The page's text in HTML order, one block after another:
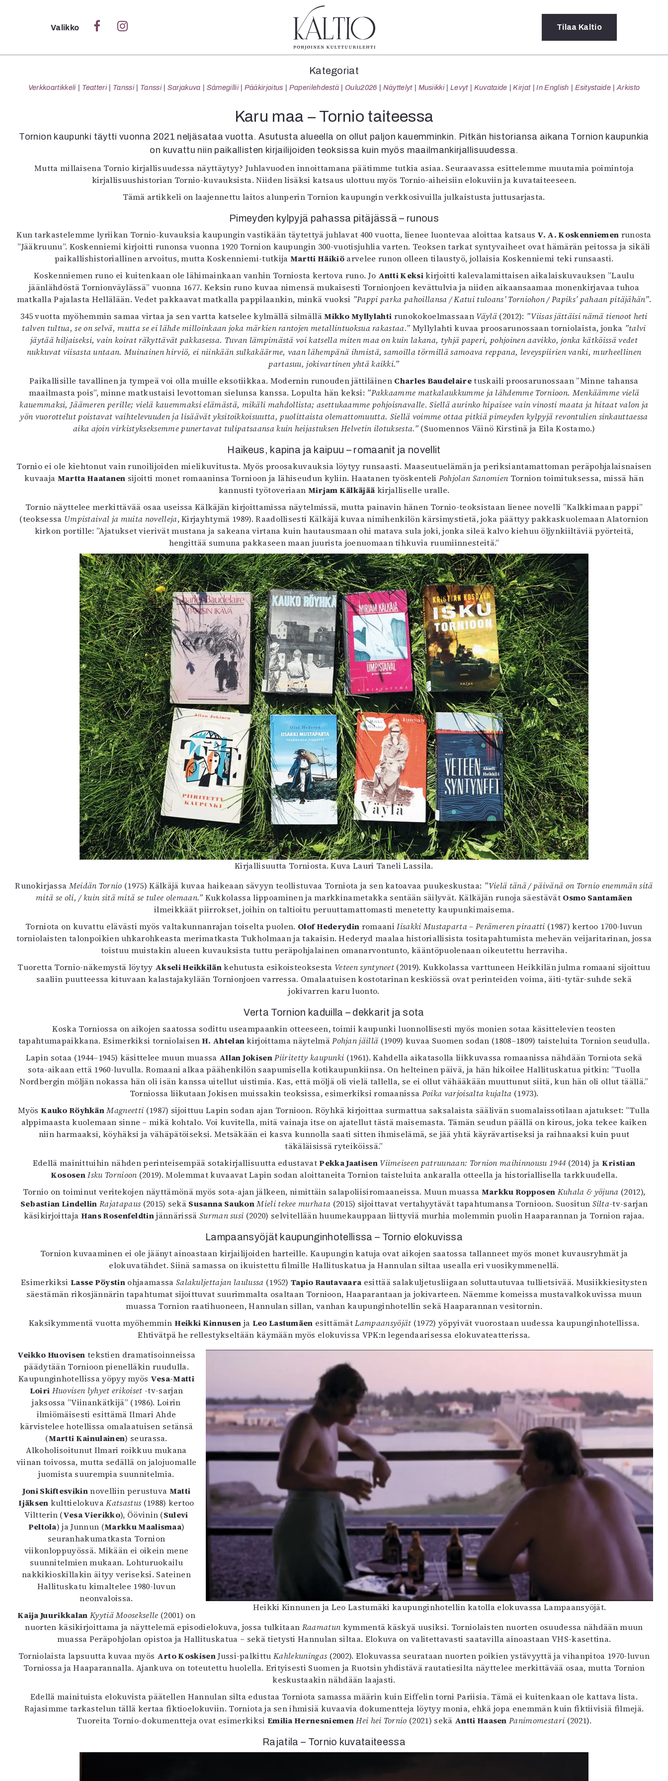
Sulje
Verkkoartikkeli
Tanssi
Tanssi
Sarjakuva
Sámegillii
Pääkirjoitus
Paperilehdestä
Oulu2026
Näyttelyt
Levyt
Kuvataide
Kirjat
In English
Arkisto
Lehdet
4/2026
1/2026
6/2025
5/2025 saame
5/2025
Tilaus ja
Toimitus
Mediatiedot
Kaltio ry
Valikko Tilaa Kaltio
Kategoriat
Verkkoartikkeli Teatteri Tanssi Tanssi Sarjakuva Sámegillii Pääkirjoitus Paperilehdestä Oulu2026 Näyttelyt Musiikki Levyt Kuvataide Kirjat In English Esitystaide Arkisto
Karu maa – Tornio taiteessa
Tornion kaupunki täytti vuonna 2021 neljäsataa vuotta. Asutusta alueella on ollut paljon kauemminkin. Pitkän historiansa aikana Tornion kaupunkia
on kuvattu niin paikallisten kirjailijoiden teoksissa kuin myös maailmankirjallisuudessa.
Mutta millaisena Tornio kirjallisuudessa näyttäytyy? Juhlavuoden innoittamana päätimme tutkia asiaa. Seuraavassa esittelemme muutamia poimintoja
kirjallisuushistorian Tornio-kuvauksista. Niiden lisäksi katsaus ulottuu myös Tornio-aiheisiin elokuviin ja kuvataiteeseen.
Tämä artikkeli on laajennettu laitos alunperin Tornion kaupungin verkkosivuilla julkaistusta juttusarjasta.
Pimeyden kylpyjä pahassa pitäjässä – runous
Kun tarkastelemme lyriikan Tornio-kuvauksia kaupungin vastikään täytettyä juhlavat 400 vuotta, lienee luontevaa aloittaa katsaus V. A. Koskenniemen runosta
”Jääkruunu”. Koskenniemi kirjoitti runonsa vuonna 1920 Tornion kaupungin 300-vuotisjuhlia varten. Teoksen tarkat syntyvaiheet ovat hämärän peitossa ja sikäli
paikallishistoriallinen arvoitus, mutta Koskenniemi-tutkija Martti Häikiöarvelee runon olleen tilaustyö, jollaisia Koskenniemi teki runsaasti.
Koskenniemen runo ei kuitenkaan ole lähimainkaan vanhin Torniosta kertova runo. Jo Antti Keksikirjoitti kalevalamittaisen aikalaiskuvauksen ”Laulu
jäänlähdöstä Tornionväylässä” vuonna 1677. Keksin runo kuvaa nimensä mukaisesti Tornionjoen kevättulvia ja niiden aikaansaamaa monenkirjavaa tuhoa
matkalla Pajalasta Hellälään. Vedet pakkaavat matkalla pappilaankin, minkä vuoksi ”Pappi parka pahoillansa / Katui tuloans’ Torniohon / Papiks’ pahaan pitäjähän”.
345 vuotta myöhemmin samaa virtaa ja sen vartta katselee kylmällä silmälläMikko Myllylahti runokokoelmassaan Väylä (2012): ”Viisas jättäisi nämä tienoot heti
talven tultua, se on selvä, mutta se ei lähde milloinkaan joka märkien rantojen metallintuoksua rakastaa.” Myllylahti kuvaa proosarunossaan torniolaista, jonka ”talvi
jäytää hiljaiseksi, vain koirat räkyttävät pakkasessa. Tuvan lämpimästä voi katsella miten maa on kuin lakana, tyhjä paperi, pohjoinen aavikko, jonka kätköissä vedet
nukkuvat viisasta untaan. Muinainen hirviö, ei niinkään sulkakäärme, vaan lähempänä ihmistä, samoilla törmillä samoava reppana, leveyspiirien vanki, murheellinen
partasuu, jokivartinen yhtä kaikki.”
Paikallisille tavallinen ja tympeä voi olla muille eksotiikkaa. Modernin runouden jättiläinen Charles Baudelairetuskaili proosarunossaan ”Minne tahansa
maailmasta pois”, minne matkustaisi levottoman sielunsa kanssa. Lopulta hän keksi: ”Pakkaamme matkalaukkumme ja lähdemme Tornioon. Menkäämme vielä
kauemmaksi, Jäämeren perille; vielä kauemmaksi elämästä, mikäli mahdollista; asettukaamme pohjoisnavalle. Siellä aurinko hipaisee vain vinosti maata ja hitaat valon ja
yön vuorottelut poistavat vaihtelevuuden ja lisäävät yksitoikkoisuutta, puolittaista olemattomuutta. Siellä voimme ottaa pitkiä pimeyden kylpyjä revontulien sinkauttaessa
aika ajoin virkistykseksemme punertavat tulipatsaansa kuin heijastuksen Helvetin ilotuksesta.” (Suomennos Väinö Kirstinä ja Eila Kostamo.)
Haikeus, kapina ja kaipuu – romaanit ja novellit
Tornio ei ole kiehtonut vain runoilijoiden mielikuvitusta. Myös proosakuvauksia löytyy runsaasti. Maaseutuelämän ja periksiantamattoman peräpohjalaisnaisen
kuvaaja Martta Haatanen sijoitti monet romaaninsa Tornioon ja lähiseudun kyliin. Haatanen työskenteli Pohjolan Sanomien Tornion toimituksessa, missä hän
kannusti työtoveriaan Mirjam Kälkäjää kirjalliselle uralle.
Tornio näyttelee merkittävää osaa useissa Kälkäjän kirjoittamissa näytelmissä, mutta painavin hänen Tornio-teoksistaan lienee novelli ”Kalkkimaan pappi”
(teoksessa Umpistaival ja muita novelleja, Kirjayhtymä 1989). Raadollisesti Kälkäjä kuvaa nimihenkilön kärsimystietä, joka päättyy pakkaskuolemaan Alatornion
kirkon portille: ”Ajatukset vierivät mustana ja sakeana virtana kuin hautausmaan ohi matava sula joki, jonka sileä kalvo kiehuu öljynkiiltäviä pyörteitä,
hengittää sumuna pakkaseen maan juurista joenuomaan tihkuvia ruumiinnesteitä.”
Kirjallisuutta Torniosta. Kuva Lauri Taneli Lassila.
Runokirjassa Meidän Tornio (1975) Kälkäjä kuvaa haikeaan sävyyn teollistuvaa Torniota ja sen katoavaa puukeskustaa: ”Vielä tänä / päivänä on Tornio enemmän sitä
mitä se oli, / kuin sitä mitä se tulee olemaan.” Kukkolassa lippoaminen ja markkinametakka sentään säilyvät. Kälkäjän runoja säestävät Osmo Santamäen
ilmeikkäät piirrokset, joihin on taltioitu peruuttamattomasti menetetty kaupunkimaisema.
Torniota on kuvattu elävästi myös valtakunnanrajan toiselta puolen. Olof Hederydin romaaniIisakki Mustaparta – Perämeren piraatti (1987) kertoo 1700-luvun
torniolaisten talonpoikien uhkarohkeasta merimatkasta Tukholmaan ja takaisin. Hederyd maalaa historiallisista tositapahtumista mehevän veijaritarinan, jossa
toistuu muistakin alueen kuvauksista tuttu peräpohjalainen omanarvontunto, kääntöpuolenaan oikeutettu herraviha.
Tuoretta Tornio-näkemystä löytyy Akseli Heikkilänkehutusta esikoisteoksesta Veteen syntyneet (2019). Kukkolassa varttuneen Heikkilän julma romaani sijoittuu
saaliin puutteessa kituvaan kalastajakylään Tornionjoen varressa. Omalaatuisen kostotarinan keskiössä ovat perinteiden voima, äiti-tytär-suhde sekä
jokivarren karu luonto.
Verta Tornion kaduilla – dekkarit ja sota
Koska Torniossa on aikojen saatossa sodittu useampaankin otteeseen, toimii kaupunki luonnollisesti myös monien sotaa käsittelevien teosten
tapahtumapaikkana. Esimerkiksi torniolaisenH. Ahtelankirjoittama näytelmäPohjan jäillä (1909) kuvaa Suomen sodan (1808–1809) taisteluita Tornion seudulla.
Lapin sotaa (1944–1945) käsittelee muun muassa Allan JokisenPiiritetty kaupunki (1961). Kahdella aikatasolla liikkuvassa romaanissa nähdään Torniota sekä
sota-aikaan että 1960-luvulla. Romaani alkaa päähenkilön saapumisella kotikaupunkiinsa. On helteinen päivä, ja hän hikoilee Hallituskatua pitkin: ”Tuolla
Nordbergin möljän nokassa hän oli isän kanssa uitellut uistimia. Kas, että möljä oli vielä tallella, se ei ollut vähääkään muuttunut siitä, kun hän oli ollut täällä.”
Torniossa liikutaan Jokisen muissakin teoksissa, esimerkiksi romaanissa Poika varjoisalta kujalta (1973).
Myös Kauko Röyhkän Magneetti (1987) sijoittuu Lapin sodan ajan Tornioon. Röyhkä kirjoittaa surmattua saksalaista säälivän suomalaissotilaan ajatukset: ”Tulla
alppimaasta kuolemaan sinne – mikä kohtalo. Voi kuvitella, mitä vainaja itse on ajatellut tästä maisemasta. Tämän seudun päällä on kirous, joka tekee kaiken
niin harmaaksi, köyhäksi ja vähäpätöiseksi. Metsäkään ei kasva kunnolla saati sitten ihmiselämä, se jää yhtä käyrävartiseksi ja raihnaaksi kuin puut
täkäläisissä ryteiköissä.”
Edellä mainittuihin nähden perinteisempää sotakirjallisuutta edustavatPekka Jaatisen Viimeiseen patruunaan: Tornion maihinnousu 1944 (2014) ja Kristian
KososenIsku Tornioon (2019). Molemmat kuvaavat Lapin sodan aloittaneita Tornion taisteluita ankaralla otteella ja historiallisella tarkkuudella.
Tornio on toiminut veritekojen näyttämönä myös sota-ajan jälkeen, nimittäin salapoliisiromaaneissa. Muun muassa Markku Ropposen Kuhala & yöjuna (2012),
Sebastian Lindellin Rajatapaus (2015) sekä Susanna SaukonMieli tekee murhata (2015) sijoittavat vertahyytävät tapahtumansa Tornioon. Suositun Silta-tv-sarjan
käsikirjoittaja Hans Rosenfeldtinjännärissä Surman susi (2020) selvitellään huumekauppaan liittyviä murhia molemmin puolin Haaparannan ja Tornion rajaa.
Lampaansyöjät kaupunginhotellissa – Tornio elokuvissa
Tornion kuvaaminen ei ole jäänyt ainoastaan kirjailijoiden harteille. Kaupungin katuja ovat aikojen saatossa tallanneet myös monet kuvausryhmät ja
elokuvatähdet. Siinä samassa on ikuistettu filmille Hallituskatua ja Hannulan siltaa usealla eri vuosikymmenellä.
Esimerkiksi Lasse Pöystin ohjaamassa Salakuljettajan laulussa (1952)Tapio Rautavaara esittää salakuljetusliigaan soluttautuvaa tullietsivää. Musiikkiesitysten
säestämän rikosjännärin tapahtumat sijoittuvat suurimmalta osaltaan Tornioon, Haaparantaan ja jokivarteen. Näemme komeissa mustavalkokuvissa muun
muassa Tornion raatihuoneen, Hannulan sillan, vanhan kaupunginhotellin sekä Haaparannan vesitornin.
Kaksikymmentä vuotta myöhemmin Heikki Kinnusen ja Leo Lastumäen esittämätLampaansyöjät (1972) yöpyivät vuorostaan uudessa kaupunginhotellissa.
Ehtivätpä he rellestykseltään käymään myös elokuvissa VPK:n legendaarisessa elokuvateatterissa.
Heikki Kinnunen ja Leo Lastumäki kaupunginhotellin katolla elokuvassa Lampaansyöjät.
Veikko Huovisen tekstien dramatisoinneissa
päädytään Tornioon pienelläkin ruudulla.
Kaupunginhotellissa yöpyy myös Vesa-Matti
Loiri Huovisen lyhyet erikoiset -tv-sarjan
jaksossa ”Viinankätkijä” (1986). Loirin
ilmiömäisesti esittämä Ilmari Ahde
kärvistelee hotellissa omalaatuisen setänsä
(Martti Kainulainen) seurassa.
Alkoholisoitunut Ilmari roikkuu mukana
viinan toivossa, mutta sedällä on jalojuomalle
juomista suurempia suunnitelmia.
Joni Skiftesvikinnovelliin perustuva Matti
Ijäksen kulttielokuvaKatsastus (1988) kertoo
Viltterin (Vesa Vierikko), Öövinin (Sulevi
Peltola) ja Junnun (Markku Maalismaa)
seuranhakumatkasta Tornion
viikonloppuyössä. Mikään ei oikein mene
suunnitelmien mukaan. Lohturuokailu
nakkikioskillakin äityy veriseksi. Sateinen
Hallituskatu kimaltelee 1980-luvun
neonvaloissa.
Kaija Juurikkalan Kyytiä Moosekselle (2001) on
nuorten käsikirjoittama ja näyttelemä episodielokuva, jossa tulkitaan Raamatun kymmentä käskyä uusiksi. Torniolaisten nuorten osuudessa nähdään muun
muassa Peräpohjolan opistoa ja Hallituskatua – sekä tietysti Hannulan siltaa. Elokuva on valitettavasti saatavilla ainoastaan VHS-kasettina.
Torniolaista lapsuutta kuvaa myös Arto KoskisenJussi-palkittuKahlekuningas (2002). Elokuvassa seurataan nuorten poikien ystävyyttä ja vihanpitoa 1970-luvun
Torniossa ja Haaparannalla. Ajankuva on toteutettu huolella. Erityisesti Suomen ja Ruotsin yhdistävä rautatiesilta näyttelee merkittävää osaa, mutta Tornion
keskustaakin nähdään laajasti.
Edellä mainituista elokuvista päätellen Hannulan silta edustaa Torniota samassa määrin kuin Eiffelin torni Pariisia. Tämä ei kuitenkaan ole kattava lista.
Rajasimme tarkastelun tällä kertaa fiktioelokuviin. Torniota ja sen ihmisiä kuvaavia dokumentteja löytyy monia, ehkä jopa enemmän kuin fiktiivisiä filmejä.
Tuoreita Tornio-dokumentteja ovat esimerkiksi Emilia HernesniemenHei hei Tornio (2021) sekä Antti Haasen Panimomestari (2021).
Rajatila – Tornio kuvataiteessa